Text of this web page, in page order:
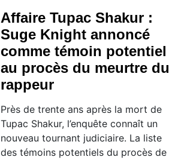
Affaire Tupac Shakur :
Suge Knight annoncé
comme témoin potentiel
au procès du meurtre du
rappeur
Près de trente ans après la mort de
Tupac Shakur, l’enquête connaît un
nouveau tournant judiciaire. La liste
des témoins potentiels du procès de